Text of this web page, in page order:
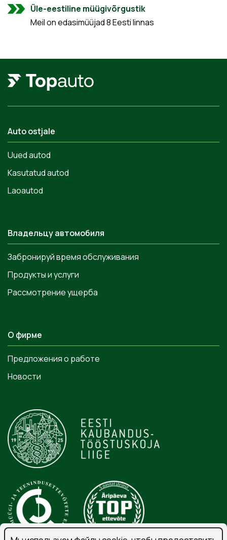
Üle-eestiline müügivõrgustik
Meil on edasimüüjad 8 Eesti linnas
Auto ostjale
Uued autod
Kasutatud autod
Laoautod
Владельцу автомобиля
Забронируй время обслуживания
Продукты и услуги
Рассмотрение ущерба
О фирме
Предложения о работе
Новости